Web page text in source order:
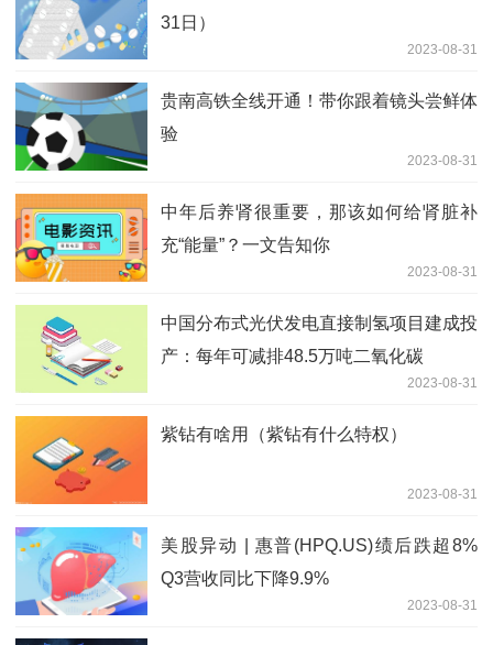
31日）
2023-08-31
贵南高铁全线开通！带你跟着镜头尝鲜体
验
2023-08-31
中年后养肾很重要，那该如何给肾脏补
充“能量”？一文告知你
2023-08-31
中国分布式光伏发电直接制氢项目建成投
产：每年可减排48.5万吨二氧化碳
2023-08-31
紫钻有啥用（紫钻有什么特权）
2023-08-31
美股异动 | 惠普(HPQ.US)绩后跌超8%
Q3营收同比下降9.9%
2023-08-31